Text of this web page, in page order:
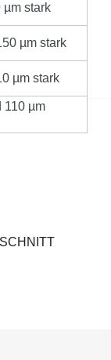
µm stark
µm stark
µm stark
110 µm
innerhalb